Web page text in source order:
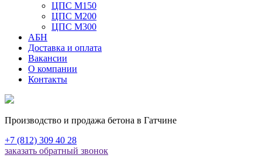
ЦПС М150
ЦПС М200
ЦПС М300
АБН
Доставка и оплата
Вакансии
О компании
Контакты
Производство и продажа бетона в Гатчине
+7 (812) 309 40 28
заказать обратный звонок